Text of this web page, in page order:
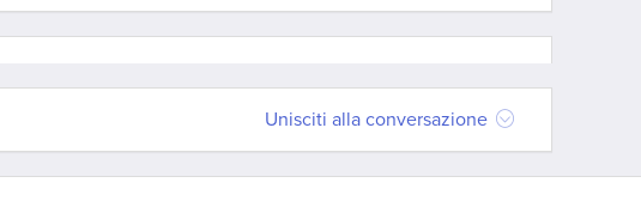
Unisciti alla conversazione